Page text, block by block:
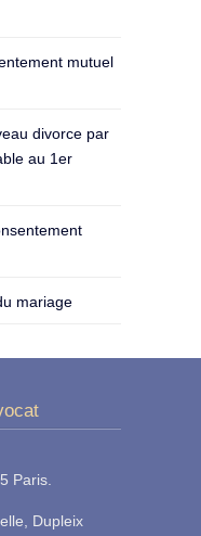
mutuel
divorce par
au 1er
mariage
Paris.
Dupleix